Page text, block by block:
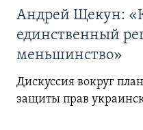
Андрей Щекун:
единственный
меньшинство»
Дискуссия вокруг
защиты прав